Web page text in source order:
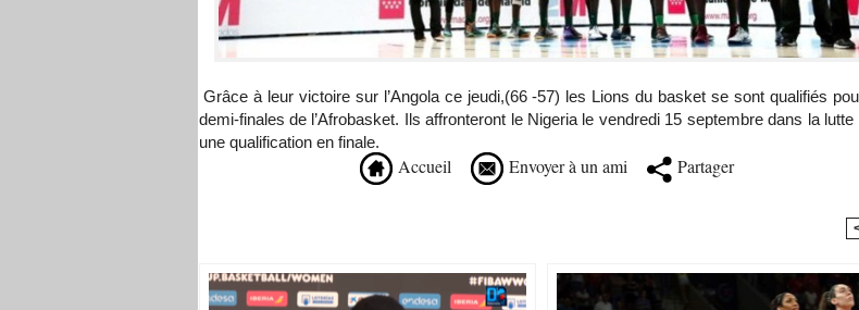
Grâce à leur victoire sur l’Angola ce jeudi,(66 -57) les Lions du basket se sont qualifiés
demi-finales de l’Afrobasket. Ils affronteront le Nigeria le vendredi 15 septembre dans la lutte
une qualification en finale.
Accueil Envoyer à un ami Partager